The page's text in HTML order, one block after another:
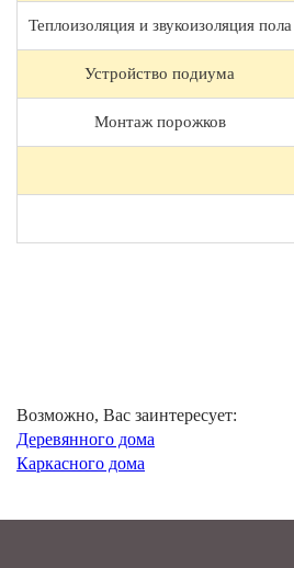
Теплоизоляция и звукоизоляция пола
Устройство подиума
Монтаж порожков
Возможно, Вас заинтересует:
Деревянного дома
Каркасного дома